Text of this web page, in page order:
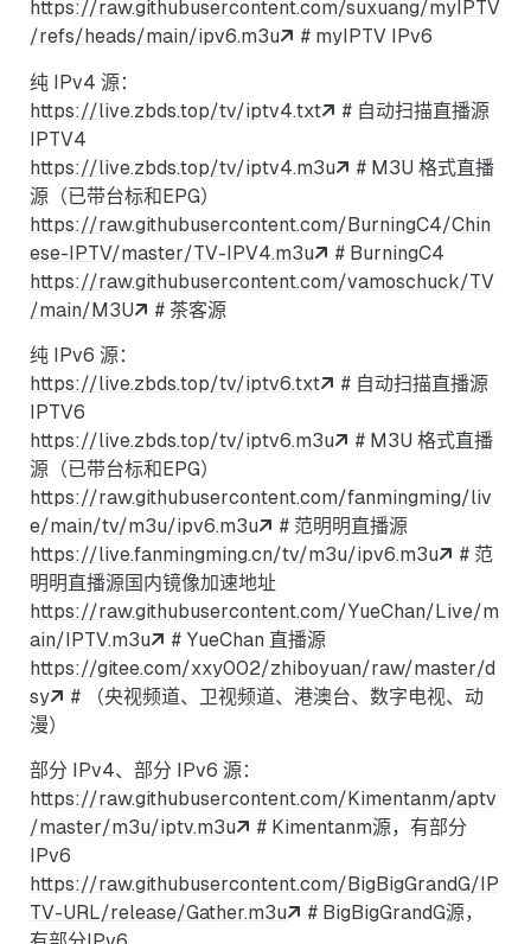
https://raw.githubusercontent.com/suxuang/myIPTV
/refs/heads/main/ipv6.m3u
# myIPTV IPv6
纯 IPv4 源：
https://live.zbds.top/tv/iptv4.txt
# 自动扫描直播源
IPTV4
https://live.zbds.top/tv/iptv4.m3u
# M3U 格式直播
源（已带台标和EPG）
https://raw.githubusercontent.com/BurningC4/Chin
ese-IPTV/master/TV-IPV4.m3u
# BurningC4
https://raw.githubusercontent.com/vamoschuck/TV
/main/M3U
# 茶客源
纯 IPv6 源：
https://live.zbds.top/tv/iptv6.txt
# 自动扫描直播源
IPTV6
https://live.zbds.top/tv/iptv6.m3u
# M3U 格式直播
源（已带台标和EPG）
https://raw.githubusercontent.com/fanmingming/liv
e/main/tv/m3u/ipv6.m3u
# 范明明直播源
https://live.fanmingming.cn/tv/m3u/ipv6.m3u
# 范
明明直播源国内镜像加速地址
https://raw.githubusercontent.com/YueChan/Live/m
ain/IPTV.m3u
# YueChan 直播源
https://gitee.com/xxy002/zhiboyuan/raw/master/d
sy
# （央视频道、卫视频道、港澳台、数字电视、动
漫）
部分 IPv4、部分 IPv6 源：
https://raw.githubusercontent.com/Kimentanm/aptv
/master/m3u/iptv.m3u
# Kimentanm源，有部分
IPv6
https://raw.githubusercontent.com/BigBigGrandG/IP
TV-URL/release/Gather.m3u
# BigBigGrandG源，